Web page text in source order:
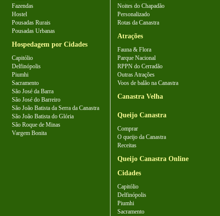
Fazendas
Hostel
Pousadas Rurais
Pousadas Urbanas
Hospedagem por Cidades
Capitólio
Delfinópolis
Piumhi
Sacramento
São José da Barra
São José do Barreiro
São João Batista da Serra da Canastra
São João Batista do Glória
São Roque de Minas
Vargem Bonita
Noites do Chapadão
Personalizado
Rotas da Canastra
Atrações
Fauna & Flora
Parque Nacional
RPPN do Cerradão
Outras Atrações
Voos de balão na Canastra
Canastra Velha
Queijo Canastra
Comprar
O queijo da Canastra
Receitas
Queijo Canastra Online
Cidades
Capitólio
Delfinópolis
Piumhi
Sacramento